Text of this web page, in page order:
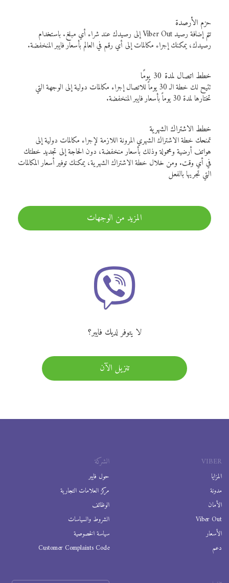
حزم الأرصدة
تتم إضافة رصيد Viber Out إلى رصيدك عند شراء أي مبلغ. باستخدام
رصيدك، يمكنك إجراء مكالمات إلى أي رقم في العالم بأسعار فايبر المنخفضة.
خطط اتصال لمدة 30 يومًا
تتيح لك خطة الـ 30 يوماً للاتصال إجراء مكالمات دولية إلى الوجهة التي
تختارها لمدة 30 يوماً بأسعار فايبر المنخفضة.
خطط الاشتراك الشهرية
تمنحك خطة الاشتراك الشهري المرونة اللازمة لإجراء مكالمات دولية إلى
هواتف أرضية ومحمولة وذلك بأسعار منخفضة، دون الحاجة إلى تجديد خطتك
في أي وقت. ومن خلال خطة الاشتراك الشهرية، يمكنك توفير أسعار المكالمات
التي تجريها بالفعل
المزيد من الوجهات
لا يتوفر لديك فايبر؟
تنزيل الآن
VIBER
المزايا
مدونة
الأمان
Viber Out
الأسعار
دعم
الشركة
حول فايبر
مركز العلامات التجارية
الوظائف
الشروط والسياسات
سياسة الخصوصية
Customer Complaints Code